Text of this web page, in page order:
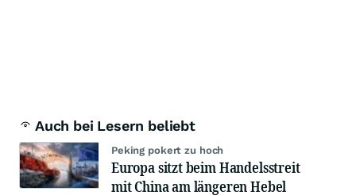
Auch bei Lesern beliebt
Peking pokert zu hoch
Europa sitzt beim Handelsstreit
mit China am längeren Hebel